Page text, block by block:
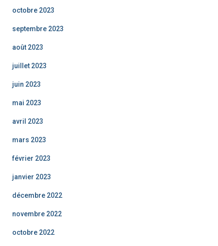
octobre 2023
septembre 2023
août 2023
juillet 2023
juin 2023
mai 2023
avril 2023
mars 2023
février 2023
janvier 2023
décembre 2022
novembre 2022
octobre 2022